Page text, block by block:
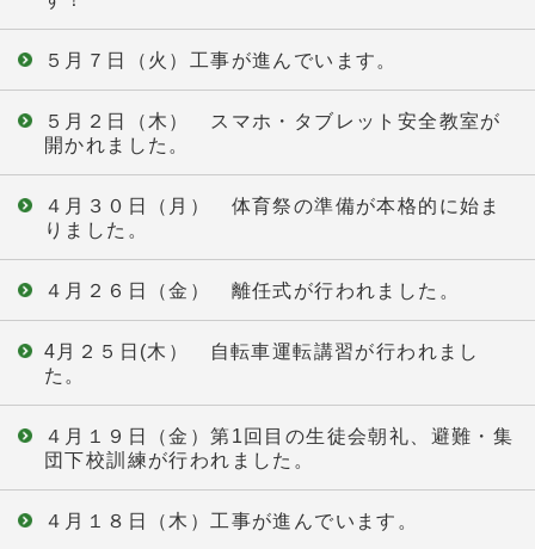
５月７日（火）工事が進んでいます。
５月２日（木） スマホ・タブレット安全教室が
開かれました。
４月３０日（月） 体育祭の準備が本格的に始ま
りました。
４月２６日（金） 離任式が行われました。
4月２５日(木） 自転車運転講習が行われまし
た。
４月１９日（金）第1回目の生徒会朝礼、避難・集
団下校訓練が行われました。
４月１８日（木）工事が進んでいます。